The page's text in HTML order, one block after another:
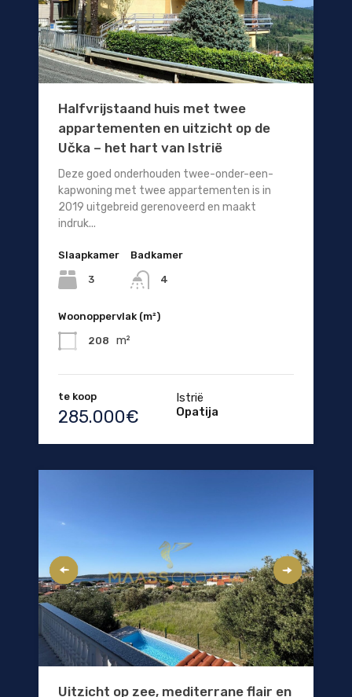
Halfvrijstaand huis met twee
appartementen en uitzicht op de
Učka – het hart van Istrië
Deze goed onderhouden twee-onder-een-
kapwoning met twee appartementen is in
2019 uitgebreid gerenoveerd en maakt
indruk...
Slaapkamer
3
Badkamer
4
Woonoppervlak (m²)
208 m²
te koop
285.000€
Istrië
Opatija
Uitzicht op zee, mediterrane flair en